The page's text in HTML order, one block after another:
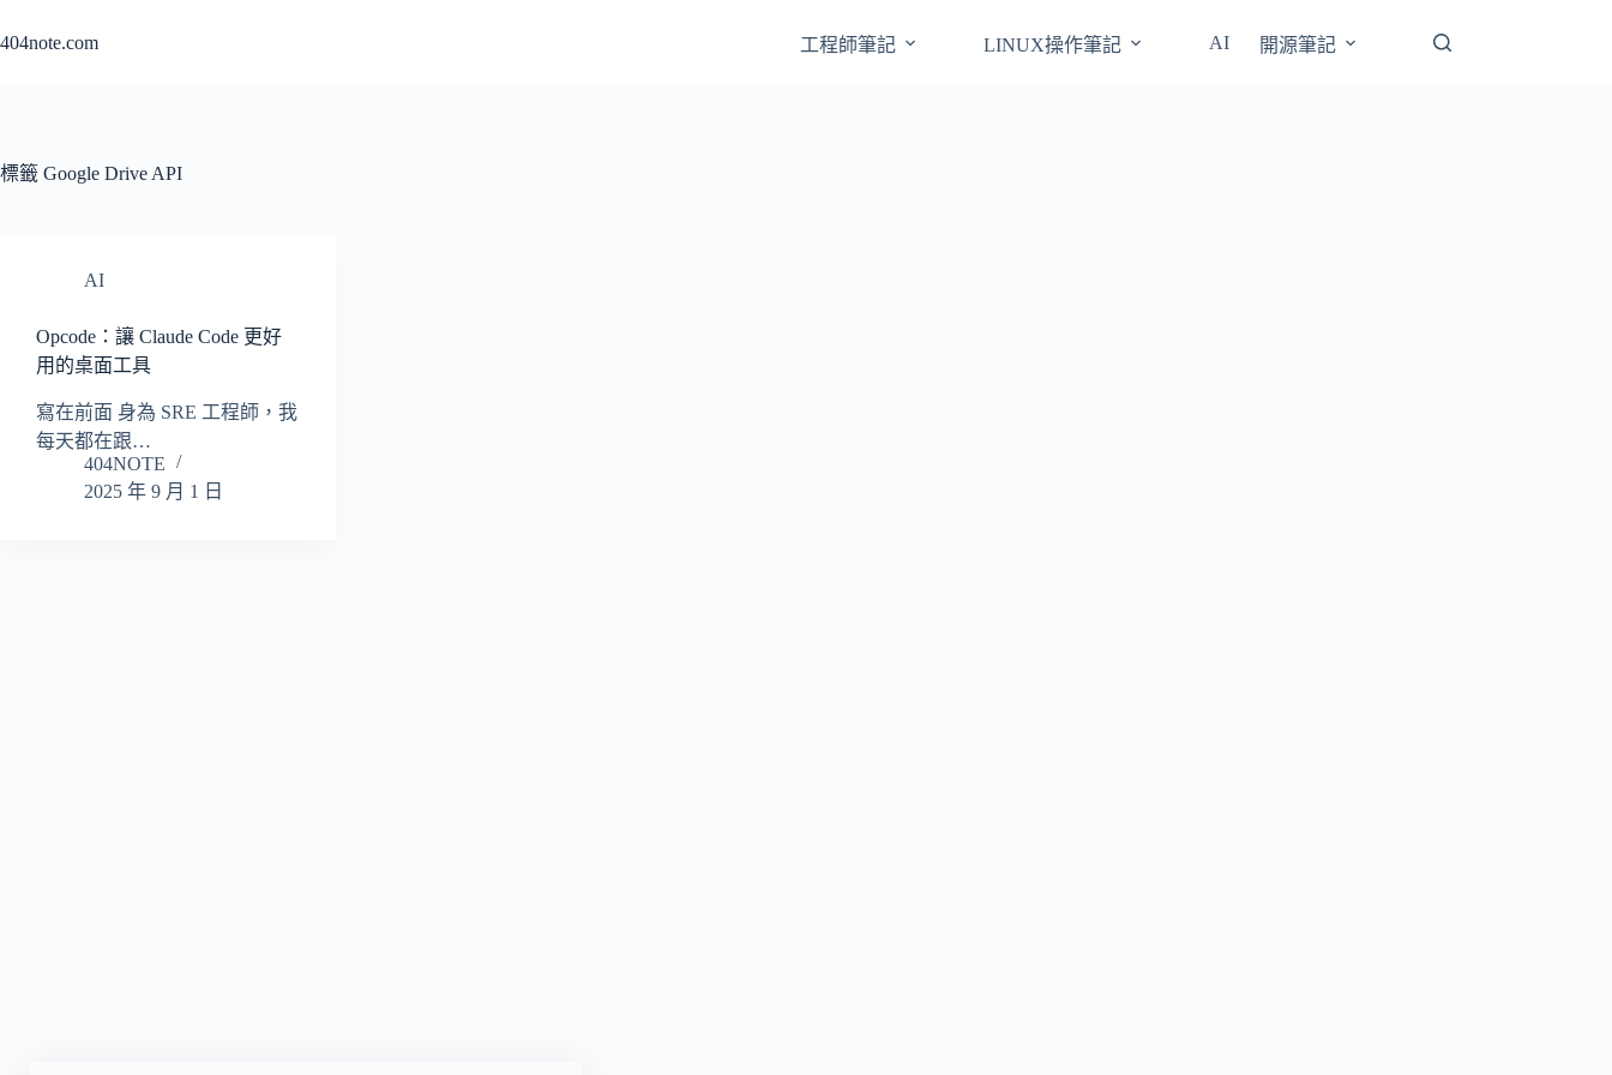
至
容
404note.com 工程師筆記 LINUX操作筆記 AI 開源筆記
標籤 Google Drive API
AI
Opcode：讓 Claude Code 更好
用的桌面工具
寫在前面 身為 SRE 工程師，我
每天都在跟…
404NOTE
2025 年 9 月 1 日